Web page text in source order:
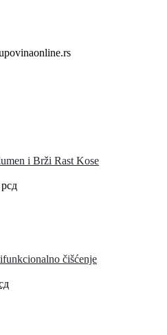
i Brži Rast Kose
рсд
čišćenje